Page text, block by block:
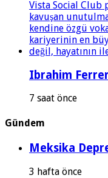
Ibrahim
7 saat önce
Gündem
Meksika
3 hafta önce